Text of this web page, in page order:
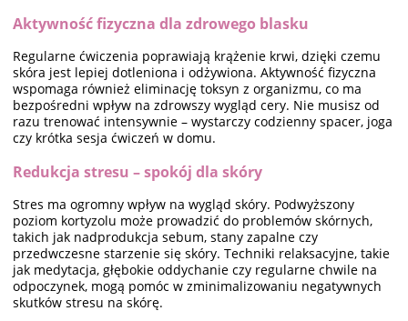
Aktywność fizyczna dla zdrowego blasku
Regularne ćwiczenia poprawiają krążenie krwi, dzięki czemu
skóra jest lepiej dotleniona i odżywiona. Aktywność fizyczna
wspomaga również eliminację toksyn z organizmu, co ma
bezpośredni wpływ na zdrowszy wygląd cery. Nie musisz od
razu trenować intensywnie – wystarczy codzienny spacer, joga
czy krótka sesja ćwiczeń w domu.
Redukcja stresu – spokój dla skóry
Stres ma ogromny wpływ na wygląd skóry. Podwyższony
poziom kortyzolu może prowadzić do problemów skórnych,
takich jak nadprodukcja sebum, stany zapalne czy
przedwczesne starzenie się skóry. Techniki relaksacyjne, takie
jak medytacja, głębokie oddychanie czy regularne chwile na
odpoczynek, mogą pomóc w zminimalizowaniu negatywnych
skutków stresu na skórę.